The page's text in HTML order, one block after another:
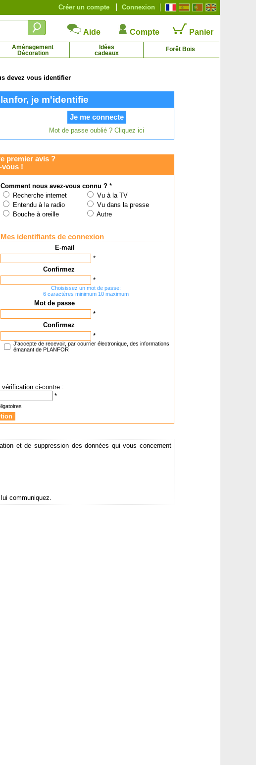
Connexion
Créer un compte
Aide Compte Panier
Aménagement
Décoration
Idées
cadeaux
Forêt Bois
Azalée japonaise 'Olga Niblett'
2.44 € - 12.93 €
Azalée japonaise 'Sachsenstern'
devez vous identifier
je m'identifie
Mot de passe oublié ? Cliquez ici
premier avis ?
vous !
Comment nous avez-vous connu ? *
Recherche internet
Vu à la TV
Entendu à la radio
Vu dans la presse
Bouche à oreille
Autre
Mes identifiants de connexion
E-mail
*
Confirmez
*
Choisissez un mot de passe:
6 caractères minimum 10 maximum
Mot de passe
*
Confirmez
*
J'accepte de recevoir, par courrier électronique, des informations
émanant de PLANFOR
vérification ci-contre :
*
et de suppression des données qui vous concernent
communiquez.